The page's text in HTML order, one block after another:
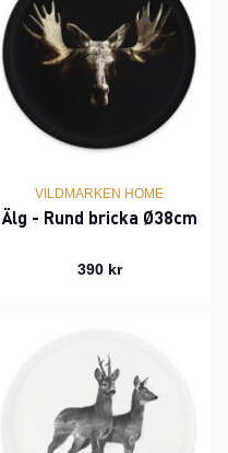
VILDMARKEN HOME
Älg - Rund bricka Ø38cm
390 kr